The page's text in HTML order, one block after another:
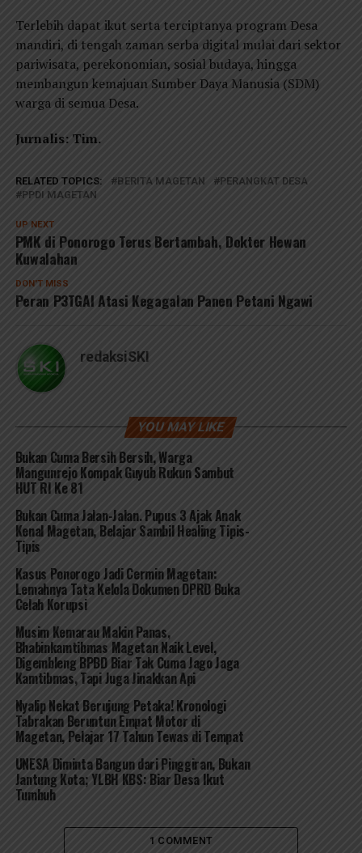
Terlebih dapat ikut serta terciptanya program Desa
mandiri, di tengah zaman serba digital mulai dari sektor
pariwisata, perekonomian, sosial budaya, hingga
membangun kemajuan Sumber Daya Manusia (SDM)
warga di semua Desa.
Jurnalis: Tim.
RELATED TOPICS: BERITA MAGETAN
PERANGKAT DESA
PPDI MAGETAN
UP NEXT
PMK di Ponorogo Terus Bertambah, Dokter Hewan
Kuwalahan
DON'T MISS
Peran P3TGAI Atasi Kegagalan Panen Petani Ngawi
redaksiSKI
YOU MAY LIKE
Bukan Cuma Bersih Bersih, Warga
Mangunrejo Kompak Guyub Rukun Sambut
HUT RI Ke 81
Bukan Cuma Jalan-Jalan. Pupus 3 Ajak Anak
Kenal Magetan, Belajar Sambil Healing Tipis-
Tipis
Kasus Ponorogo Jadi Cermin Magetan:
Lemahnya Tata Kelola Dokumen DPRD Buka
Celah Korupsi
Musim Kemarau Makin Panas,
Bhabinkamtibmas Magetan Naik Level,
Digembleng BPBD Biar Tak Cuma Jago Jaga
Kamtibmas, Tapi Juga Jinakkan Api
Nyalip Nekat Berujung Petaka! Kronologi
Tabrakan Beruntun Empat Motor di
Magetan, Pelajar 17 Tahun Tewas di Tempat
UNESA Diminta Bangun dari Pinggiran, Bukan
Jantung Kota; YLBH KBS: Biar Desa Ikut
Tumbuh
1 COMMENT